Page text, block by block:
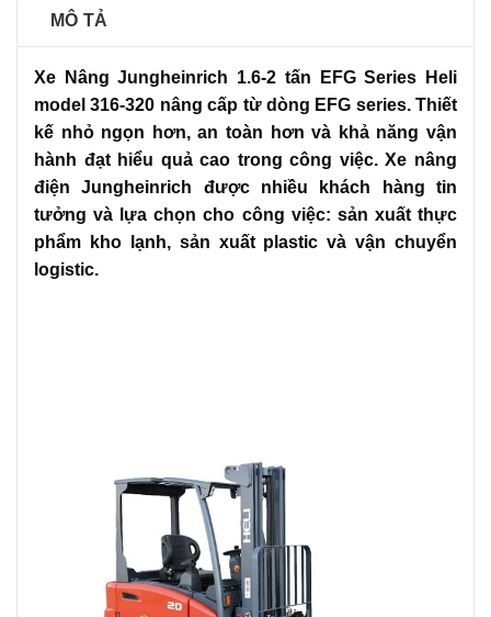
MÔ TẢ
Xe Nâng Jungheinrich 1.6-2 tấn EFG Series Heli
model 316-320 nâng cấp từ dòng EFG series. Thiết
kế nhỏ ngọn hơn, an toàn hơn và khả năng vận
hành đạt hiểu quả cao trong công việc. Xe nâng
điện Jungheinrich được nhiều khách hàng tin
tưởng và lựa chọn cho công việc: sản xuất thực
phẩm kho lạnh, sản xuất plastic và vận chuyển
logistic.